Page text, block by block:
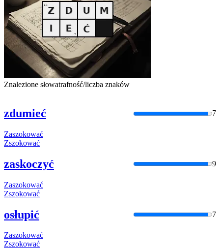
Znalezione słowatrafność/liczba znaków
zdumieć 7
Zaszokować
Zszokować
zaskoczyć 9
Zaszokować
Zszokować
osłupić 7
Zaszokować
Zszokować